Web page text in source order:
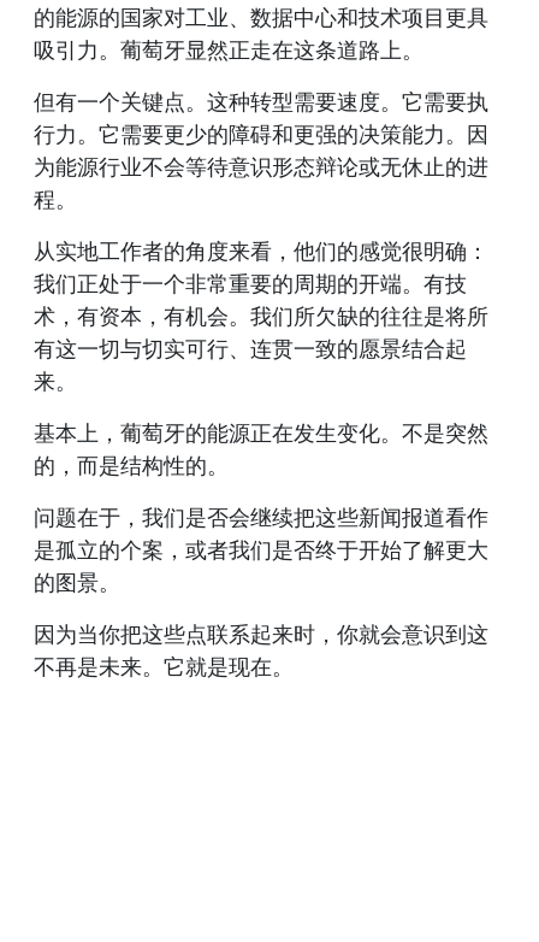
的能源的国家对工业、数据中心和技术项目更具
吸引力。葡萄牙显然正走在这条道路上。
但有一个关键点。这种转型需要速度。它需要执
行力。它需要更少的障碍和更强的决策能力。因
为能源行业不会等待意识形态辩论或无休止的进
程。
从实地工作者的角度来看，他们的感觉很明确：
我们正处于一个非常重要的周期的开端。有技
术，有资本，有机会。我们所欠缺的往往是将所
有这一切与切实可行、连贯一致的愿景结合起
来。
基本上，葡萄牙的能源正在发生变化。不是突然
的，而是结构性的。
问题在于，我们是否会继续把这些新闻报道看作
是孤立的个案，或者我们是否终于开始了解更大
的图景。
因为当你把这些点联系起来时，你就会意识到这
不再是未来。它就是现在。